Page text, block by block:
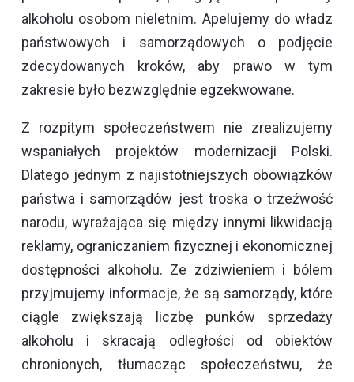
alkoholu osobom nieletnim. Apelujemy do władz
państwowych i samorządowych o podjęcie
zdecydowanych kroków, aby prawo w tym
zakresie było bezwzględnie egzekwowane.
Z rozpitym społeczeństwem nie zrealizujemy
wspaniałych projektów modernizacji Polski.
Dlatego jednym z najistotniejszych obowiązków
państwa i samorządów jest troska o trzeźwość
narodu, wyrażająca się między innymi likwidacją
reklamy, ograniczaniem fizycznej i ekonomicznej
dostępności alkoholu. Ze zdziwieniem i bólem
przyjmujemy informacje, że są samorządy, które
ciągle zwiększają liczbę punków sprzedaży
alkoholu i skracają odległości od obiektów
chronionych, tłumacząc społeczeństwu, że